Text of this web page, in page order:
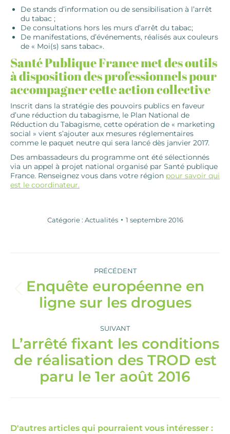
De stands d’information ou de sensibilisation à l’arrêt
du tabac ;
De consultations hors les murs d’arrêt du tabac;
De manifestations, d’événements, réalisés aux couleurs
de « Moi(s) sans tabac».
Santé Publique France met des outils
à disposition des professionnels pour
accompagner cette action collective
Inscrit dans la stratégie des pouvoirs publics en faveur
d’une réduction du tabagisme, le Plan National de
Réduction du Tabagisme, cette opération de « marketing
social » vient s’ajouter aux mesures réglementaires
comme le paquet neutre qui sera lancé dès janvier 2017.
Des ambassadeurs du programme ont été sélectionnés
via un appel à projet national organisé par Santé publique
France. Renseignez vous dans votre région pour savoir qui
est le coordinateur.
Catégorie : Actualités 1 septembre 2016
PRÉCÉDENT
Article
précédent
:
Enquête européenne en
ligne sur les drogues
SUIVANT
Article
suivant
:
L’arrêté fixant les conditions
de réalisation des TROD est
paru le 1er août 2016
D'autres articles qui pourraient vous intéresser :